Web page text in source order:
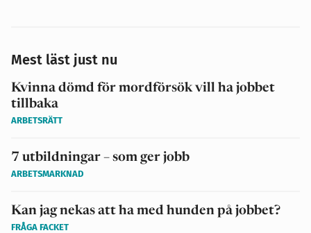
Mest läst just nu
Kvinna dömd för mordförsök vill ha jobbet
tillbaka
ARBETSRÄTT
7 utbildningar – som ger jobb
ARBETSMARKNAD
Kan jag nekas att ha med hunden på jobbet?
FRÅGA FACKET